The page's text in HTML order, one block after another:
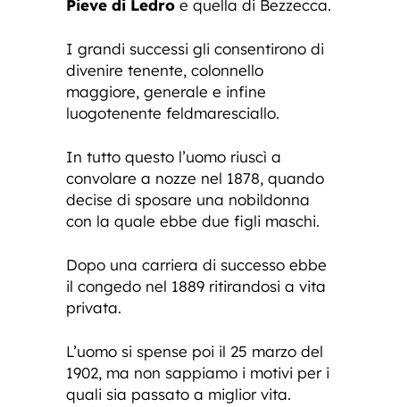
Pieve di Ledro e quella di Bezzecca.
I grandi successi gli consentirono di
divenire tenente, colonnello
maggiore, generale e infine
luogotenente feldmaresciallo.
In tutto questo l’uomo riuscì a
convolare a nozze nel 1878, quando
decise di sposare una nobildonna
con la quale ebbe due figli maschi.
Dopo una carriera di successo ebbe
il congedo nel 1889 ritirandosi a vita
privata.
L’uomo si spense poi il 25 marzo del
1902, ma non sappiamo i motivi per i
quali sia passato a miglior vita.